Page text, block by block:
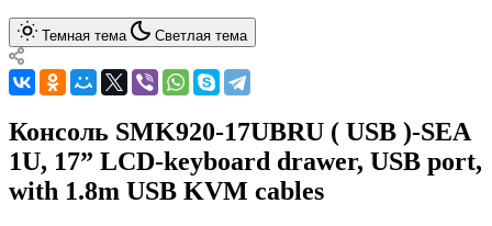
Темная тема Светлая тема
Консоль SMK920-17UBRU ( USB )-SEA
1U, 17” LCD-keyboard drawer, USB port,
with 1.8m USB KVM cables